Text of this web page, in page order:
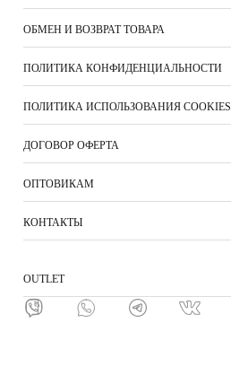
ОБМЕН И ВОЗВРАТ ТОВАРА
ПОЛИТИКА КОНФИДЕНЦИАЛЬНОСТИ
ПОЛИТИКА ИСПОЛЬЗОВАНИЯ COOKIES
ДОГОВОР ОФЕРТА
ОПТОВИКАМ
КОНТАКТЫ
ОUTLET